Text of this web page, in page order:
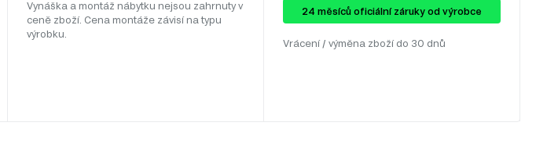
Vynáška a montáž nábytku nejsou zahrnuty v
ceně zboží. Cena montáže závisí na typu
výrobku.
24 ​​​​měsíců oficiální záruky od výrobce
Vrácení / výměna zboží do 30 dnů